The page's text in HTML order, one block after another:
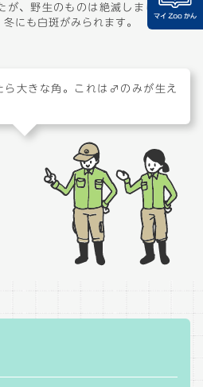
が、野生のものは絶滅しました。日
にも白斑がみられます。
ら大きな角。これは♂のみが生え